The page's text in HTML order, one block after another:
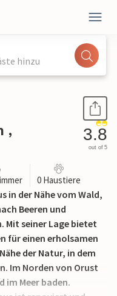
hinzu
,
3.8
out of 5
0 Haustiere
in der Nähe vom Wald,
Beeren und
Mit seiner Lage bietet
für einen erholsamen
der Natur, in dem
Im Norden von Orust
im Meer baden.